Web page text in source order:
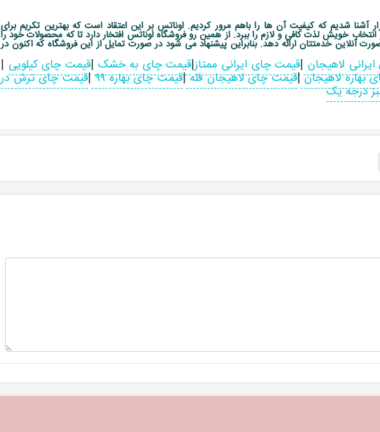
آشنا شدیم که کیفیت آن ها را باهم مرور کردیم. اوناتس بر این اعتقاد است که بهترین تکریم برای
خویش لذت کافی و لازم را ببرد. از همین رو فروشگاه اوناتس افتخار دارد تا که محصولات خود را
آنلاین خدمتتان ارائه دهد. بنابراین پیشنهاد می شود در صورت تمایل از این فروشگاه که اکنون در
لاهیجان |قیمت چای ایرانی ممتاز|قیمت چای به خشک |قیمت چای کیلویی |
بهاره لاهیجان|قیمت چای لاهیجان فله|قیمت چای بهاره ۹۹ |قیمت چای ترش در
درجه یک